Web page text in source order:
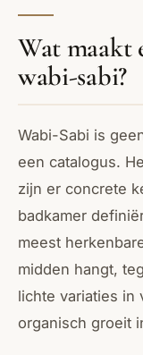
Wat maakt
wabi-sabi?
Wabi-Sabi is
een catalogus.
zijn er concrete
badkamer
meest
midden hangt,
lichte variaties in
organisch groeit